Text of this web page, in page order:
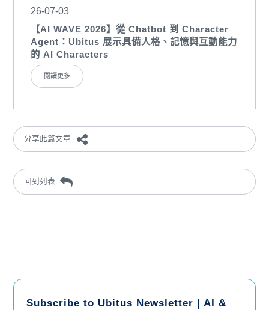
26-07-03
【AI WAVE 2026】從 Chatbot 到 Character
Agent：Ubitus 展示具備人格、記憶與互動能力
的 AI Characters
閱讀更多
分享此篇文章
回到列表
Subscribe to Ubitus Newsletter | AI &